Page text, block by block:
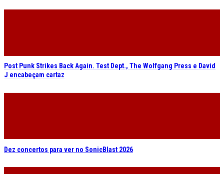
Post Punk Strikes Back Again. Test Dept., The Wolfgang Press e David
J encabeçam cartaz
Dez concertos para ver no SonicBlast 2026